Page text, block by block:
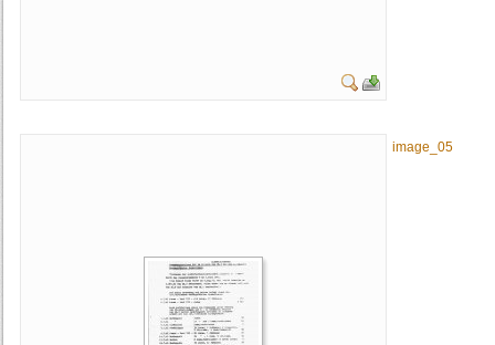
image_05